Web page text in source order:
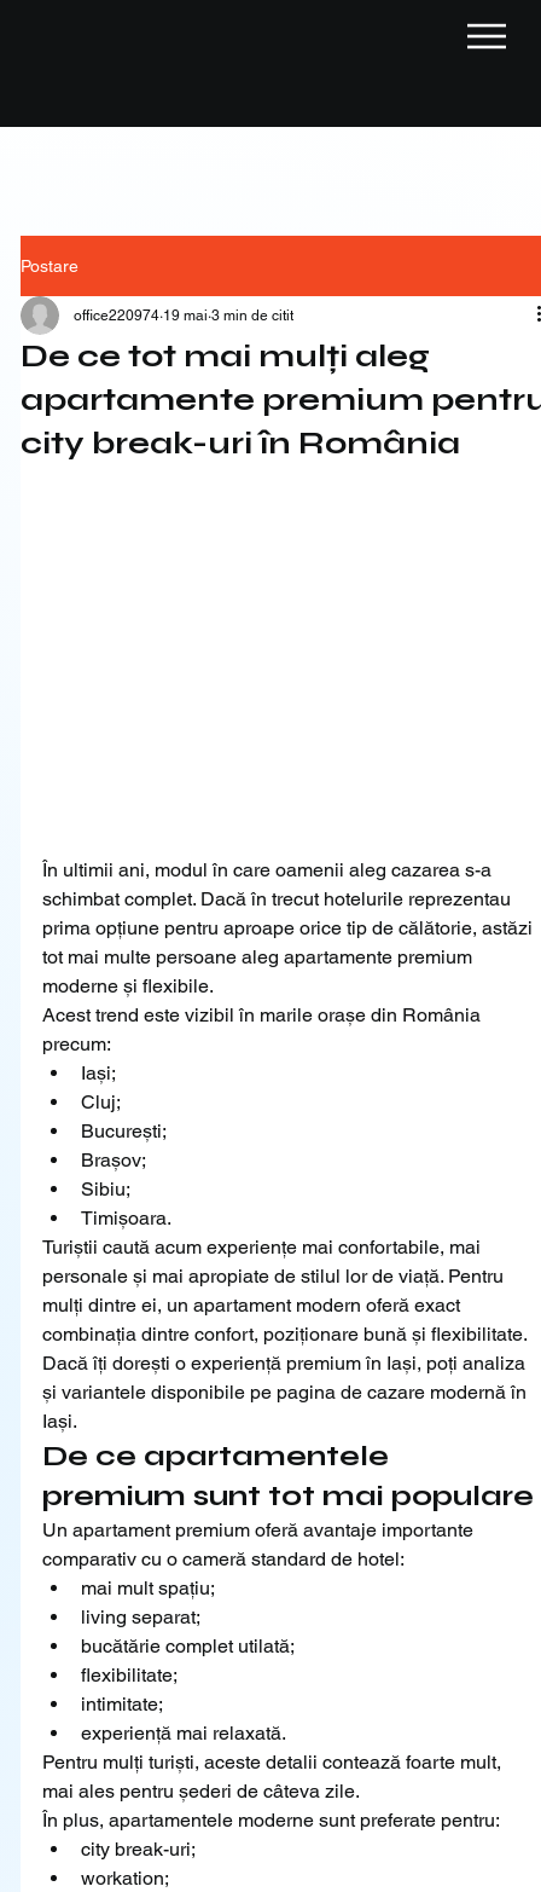
Postare
De ce tot mai mulți aleg
apartamente premium
city break-uri în România
office220974 19 mai 3 min de citit
În ultimii ani, modul în care oamenii aleg cazarea s-a
schimbat complet. Dacă în trecut hotelurile reprezentau
prima opțiune pentru aproape orice tip de călătorie, astăzi
tot mai multe persoane aleg apartamente premium
moderne și flexibile.
Acest trend este vizibil în marile orașe din România
precum:
Iași;
Cluj;
București;
Brașov;
Sibiu;
Timișoara.
Turiștii caută acum experiențe mai confortabile, mai
personale și mai apropiate de stilul lor de viață. Pentru
mulți dintre ei, un apartament modern oferă exact
combinația dintre confort, poziționare bună și flexibilitate.
Dacă îți dorești o experiență premium în Iași, poți analiza
și variantele disponibile pe pagina de cazare modernă în
Iași.
De ce apartamentele
premium sunt tot mai populare
Un apartament premium oferă avantaje importante
comparativ cu o cameră standard de hotel:
mai mult spațiu;
living separat;
bucătărie complet utilată;
flexibilitate;
intimitate;
experiență mai relaxată.
Pentru mulți turiști, aceste detalii contează foarte mult,
mai ales pentru șederi de câteva zile.
În plus, apartamentele moderne sunt preferate pentru:
city break-uri;
workation;